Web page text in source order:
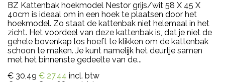
BZ Kattenbak hoekmodel Nestor grijs/wit 58 X 45 X
40cm is ideaal om in een hoek te plaatsen door het
hoekmodel. Zo staat de kattenbak niet helemaal in het
zicht. Het voordeel van deze kattenbak is, dat je niet de
gehele bovenkap los hoeft te klikken om de kattenbak
schoon te maken. Je kunt namelijk het deurtje samen
met het binnenste gedeelte van de...
€ 30,49 € 27,44 incl. btw